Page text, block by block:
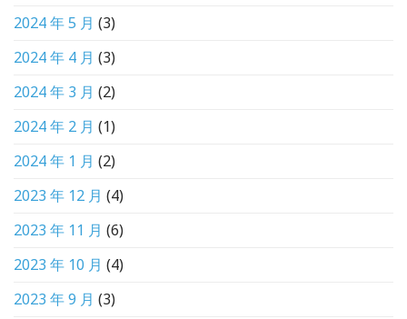
2024 年 5 月 (3)
2024 年 4 月 (3)
2024 年 3 月 (2)
2024 年 2 月 (1)
2024 年 1 月 (2)
2023 年 12 月 (4)
2023 年 11 月 (6)
2023 年 10 月 (4)
2023 年 9 月 (3)